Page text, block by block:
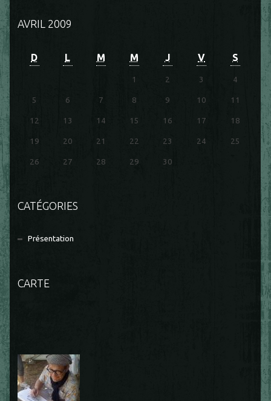
AVRIL 2009
D L M M J V S
1 2 3 4
5 6 7 8 9 10 11
12 13 14 15 16 17 18
19 20 21 22 23 24 25
26 27 28 29 30
CATÉGORIES
Présentation
CARTE